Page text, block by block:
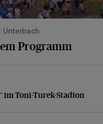
Programm
im Toni-Turek-Stadion
im Toni-Turek-Stadion